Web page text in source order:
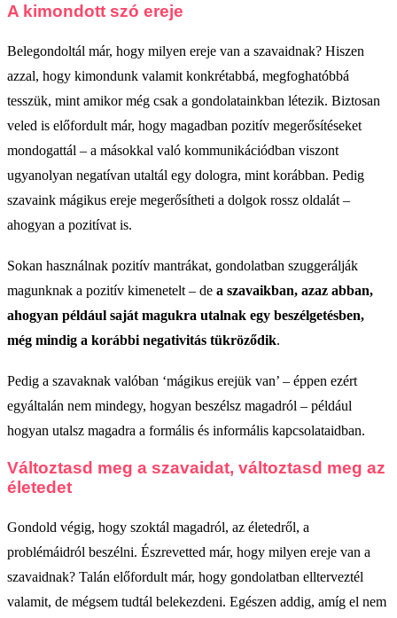
A kimondott szó ereje
Belegondoltál már, hogy milyen ereje van a szavaidnak? Hiszen
azzal, hogy kimondunk valamit konkrétabbá, megfoghatóbbá
tesszük, mint amikor még csak a gondolatainkban létezik. Biztosan
veled is előfordult már, hogy magadban pozitív megerősítéseket
mondogattál – a másokkal való kommunikációdban viszont
ugyanolyan negatívan utaltál egy dologra, mint korábban. Pedig
szavaink mágikus ereje megerősítheti a dolgok rossz oldalát –
ahogyan a pozitívat is.
Sokan használnak pozitív mantrákat, gondolatban szuggerálják
magunknak a pozitív kimenetelt – de a szavaikban, azaz abban,
ahogyan például saját magukra utalnak egy beszélgetésben,
még mindig a korábbi negativitás tükröződik.
Pedig a szavaknak valóban ‘mágikus erejük van’ – éppen ezért
egyáltalán nem mindegy, hogyan beszélsz magadról – például
hogyan utalsz magadra a formális és informális kapcsolataidban.
Változtasd meg a szavaidat, változtasd meg az
életedet
Gondold végig, hogy szoktál magadról, az életedről, a
problémáidról beszélni. Észrevetted már, hogy milyen ereje van a
szavaidnak? Talán előfordult már, hogy gondolatban ellterveztél
valamit, de mégsem tudtál belekezdeni. Egészen addig, amíg el nem